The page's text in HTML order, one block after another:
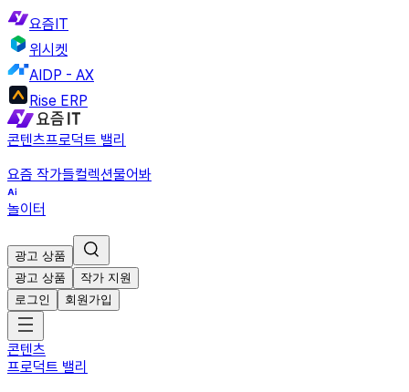
요즘IT
위시켓
AIDP - AX
Rise ERP
콘텐츠프로덕트 밸리
요즘 작가들컬렉션물어봐
놀이터
광고 상품
광고 상품
작가 지원
로그인
회원가입
콘텐츠
프로덕트 밸리